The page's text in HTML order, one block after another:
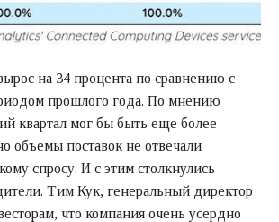
на 34 процента по сравнению с
прошлого года. По мнению
квартал мог бы быть еще более
объемы поставок не отвечали
спросу. И с этим столкнулись
Тим Кук, генеральный директор
что компания очень усердно